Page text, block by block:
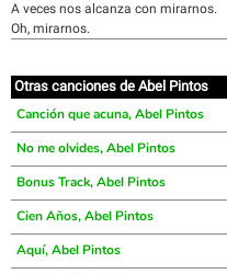
A veces nos alcanza con mirarnos.
Oh, mirarnos.
Otras canciones de Abel Pintos
Canción que acuna, Abel Pintos
No me olvides, Abel Pintos
Bonus Track, Abel Pintos
Cien Años, Abel Pintos
Aquí, Abel Pintos